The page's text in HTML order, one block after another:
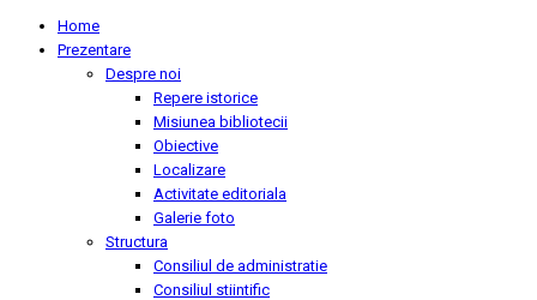
Home
Prezentare
Despre noi
Repere istorice
Misiunea bibliotecii
Obiective
Localizare
Activitate editoriala
Galerie foto
Structura
Consiliul de administratie
Consiliul stiintific